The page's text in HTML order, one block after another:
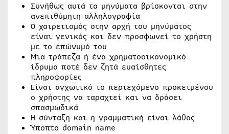
Συνήθως αυτά τα μηνύματα βρίσκονται στην
ανεπιθύμητη αλληλογραφία
Ο χαιρετισμός στην αρχή του μηνύματος
είναι γενικός και δεν προσφωνεί το χρήστη
με το επώνυμό του
Μια τράπεζα ή ένα χρηματοοικονομικό
ίδρυμα ποτέ δεν ζητά ευαίσθητες
πληροφορίες
Είναι αγχωτικό το περιεχόμενο προκειμένου
ο χρήστης να ταραχτεί και να δράσει
σπασμωδικά
Η σύνταξη και η γραμματική είναι λάθος
Ύποπτο domain name